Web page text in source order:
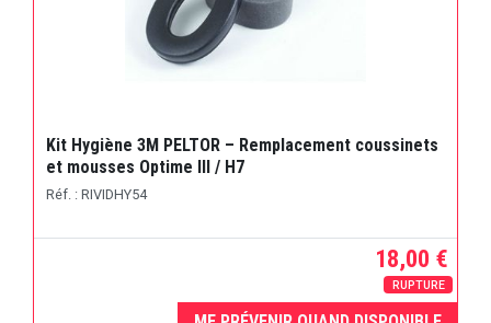
Kit Hygiène 3M PELTOR – Remplacement coussinets
et mousses Optime III / H7
Réf. : RIVIDHY54
18,00 €
RUPTURE